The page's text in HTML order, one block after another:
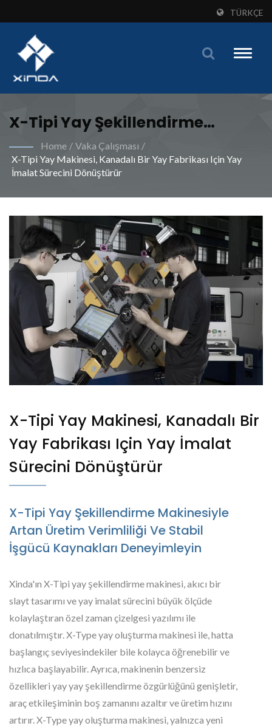
TÜRKÇE
Toggle
X-Tipi Yay Şekillendirme
Makinesiyle Artan Üretim
Verimliliği Ve Stabil İşgücü
Yay Şekillendirme Makineleri -
Xinda
Home / Vaka Çalışması /
X-Tipi Yay Makinesi, Kanadalı Bir Yay Fabrikası Için Yay
İmalat Sürecini Dönüştürür
X-Tipi Yay Makinesi, Kanadalı Bir
Yay Fabrikası Için Yay İmalat
Sürecini Dönüştürür
X-Tipi Yay Şekillendirme Makinesiyle
Artan Üretim Verimliliği Ve Stabil
İşgücü Kaynakları Deneyimleyin
Xinda'ın X-Tipi yay şekillendirme makinesi, akıcı bir
slayt tasarımı ve yay imalat sürecini büyük ölçüde
kolaylaştıran özel zaman çizelgesi yazılımı ile
donatılmıştır. X-Type yay oluşturma makinesi ile, hatta
başlangıç seviyesindekiler bile kolayca öğrenebilir ve
hızlıca başlayabilir. Ayrıca, makinenin benzersiz
özellikleri yay yay şekillendirme özgürlüğünü genişletir,
araç etkileşiminin boş zamanını azaltır ve üretim hızını
artırır. X-Type yay oluşturma makinesi, yalnızca yeni